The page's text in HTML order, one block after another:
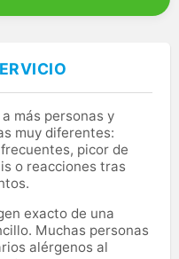
más personas y
muy diferentes:
picor de
o reacciones tras
exacto de una
Muchas personas
alérgenos al